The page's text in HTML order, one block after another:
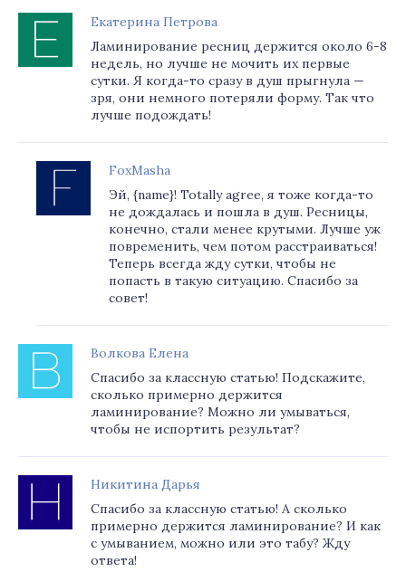
Екатерина Петрова
Ламинирование ресниц держится около 6-8
недель, но лучше не мочить их первые
сутки. Я когда-то сразу в душ прыгнула —
зря, они немного потеряли форму. Так что
лучше подождать!
FoxMasha
Эй, {name}! Totally agree, я тоже когда-то
не дождалась и пошла в душ. Ресницы,
конечно, стали менее крутыми. Лучше уж
повременить, чем потом расстраиваться!
Теперь всегда жду сутки, чтобы не
попасть в такую ситуацию. Спасибо за
совет!
Волкова Елена
Спасибо за классную статью! Подскажите,
сколько примерно держится
ламинирование? Можно ли умываться,
чтобы не испортить результат?
Никитина Дарья
Спасибо за классную статью! А сколько
примерно держится ламинирование? И как
с умыванием, можно или это табу? Жду
ответа!